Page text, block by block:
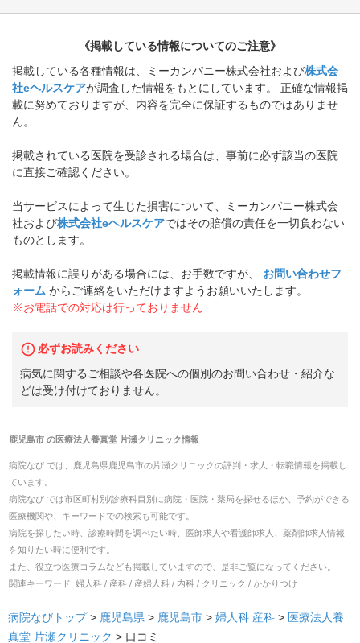
《掲載している情報についてのご注意》
掲載している各種情報は、ミーカンパニー株式会社および株式会
社eヘルスケアが調査した情報をもとにしています。 正確な情報掲
載に努めておりますが、内容を完全に保証するものではありませ
ん。
掲載されている医院を受診される場合は、事前に必ず該当の医院
に直接ご確認ください。
当サービスによって生じた損害について、ミーカンパニー株式会
社および株式会社eヘルスケアではその賠償の責任を一切負わない
ものとします。
掲載情報に誤りがある場合には、お手数ですが、
お問い合わせフ
ォーム からご連絡をいただけますようお願いいたします。
※お電話での対応は行っておりません
必ずお読みください
病気に関するご相談や各医院への個別のお問い合わせ・紹介な
どは受け付けておりません。
鹿児島市の医療法人養真堂 片瀬クリニック情報
病院なび では、 鹿児島県鹿児島市の片瀬クリニックの評判・求人・転職情報を掲載し
ています。
病院なび では市区町村別/診療科目別に病院・医院・薬局を探せるほか、予約ができる
医療機関や、キーワードでの検索も可能です。
病院を探したい時、診療時間を調べたい時、医師求人や看護師求人、薬剤師求人情報
を知りたい時に便利です。
また、役立つ医療コラムなども掲載していますので、是非ご覧になってください。
関連キーワード: 婦人科 / 産科 / 産婦人科 / 内科 / クリニック / かかりつけ
病院なびトップ > 鹿児島県 > 鹿児島市 > 婦人科 産科 > 医療法人養
真堂 片瀬クリニック > 口コミ